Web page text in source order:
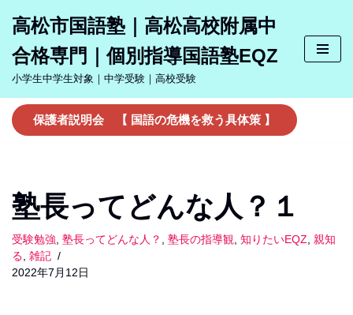
ン
テ
ン
ツ
へ
ッ
プ
高松市国語塾｜高松高校附属中
合格専門｜個別指導国語塾EQZ
小学生中学生対象｜中学受験｜高校受験
保護者説明会 【 国語の危機を救う具体策 】
塾長ってどんな人？１
受験勉強, 塾長ってどんな人？ , 塾長の指導観, 知りたいEQZ, 親知
る, 雑記
2022年7月12日